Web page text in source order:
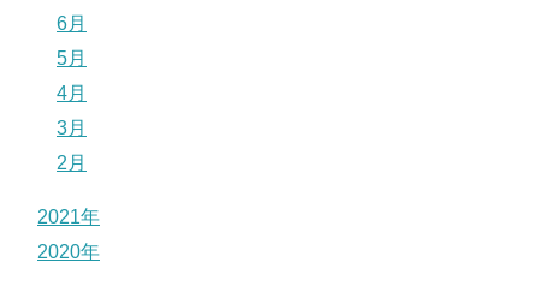
6月
5月
4月
3月
2月
2021年
2020年